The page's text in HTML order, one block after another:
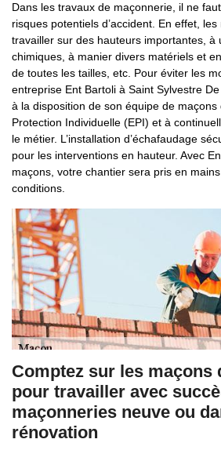
Dans les travaux de maçonnerie, il ne
risques potentiels d’accident. En effet,
travailler sur des hauteurs importantes, à
chimiques, à manier divers matériels et
de toutes les tailles, etc. Pour éviter les
entreprise Ent Bartoli à Saint Sylvestre
à la disposition de son équipe de
Protection Individuelle (EPI) et à
le métier. L’installation d’échafaudage
pour les interventions en hauteur. Avec
maçons, votre chantier sera pris en
conditions.
Comptez sur les maçons
pour travailler avec
maçonneries neuve ou
rénovation